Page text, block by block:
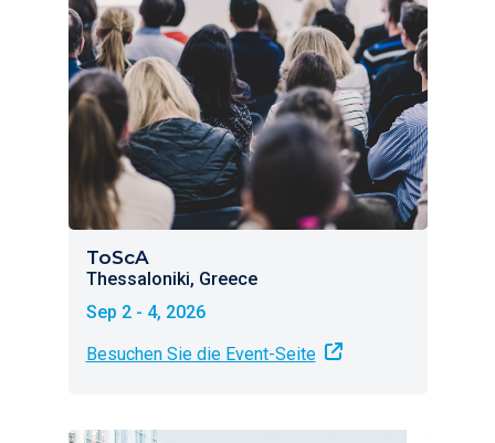
ToScA
Thessaloniki, Greece
Sep 2 - 4, 2026
Besuchen Sie die Event-Seite